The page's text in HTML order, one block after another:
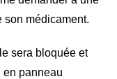
son médicament.
sera bloquée et
en panneau